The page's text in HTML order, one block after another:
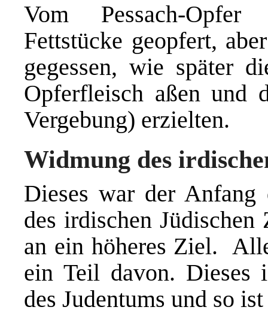
Vom Pessach-
Fettstücke geopfert,
gegessen, wie später
Opferfleisch aßen und
Vergebung) erzielten.
Widmung des
Dieses war der Anfang
des irdischen
an ein höheres Ziel.
ein Teil davon. Dieses
des Judentums und so